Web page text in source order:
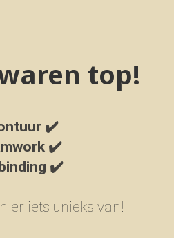
top!
✔️
✔️
✔️
er iets unieks van!